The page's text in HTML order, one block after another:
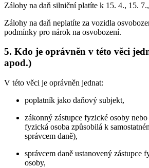
Zálohy na daň silniční platíte k 15. 4., 15.
Zálohy na daň neplatíte za vozidla
podmínky pro nárok na osvobození.
5. Kdo je oprávněn v této věci
apod.)
V této věci je oprávněn jednat:
poplatník jako daňový subjekt,
zákonný zástupce fyzické osoby
fyzická osoba způsobilá k
správcem daně),
správcem daně ustanovený zástupce
osoby,